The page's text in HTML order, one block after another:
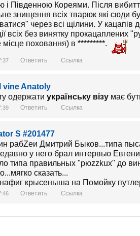
і Південною Кореями. Після
знищення всіх тварюк які сюди
через всі щілини. У
всіх без винятку
місце поховання) в *********.
Ответить Ссылка
vine Anatоly
одержати українську візу має
Ответить Ссылка
S #201477
рабZeи Дмитрий Быков...типа
у него брал интервью
типа правильных "рюzzkuх" до
сказать...
крысеныша на Помойку
Ответить Ссылка